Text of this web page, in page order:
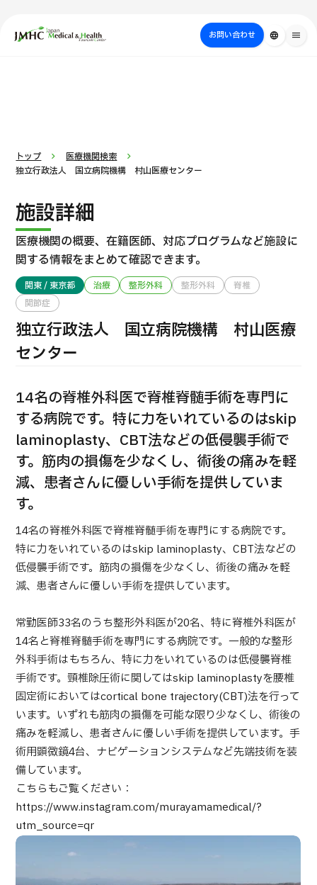
ジャパン・メディカル＆ヘルスツーリズムセンター（JMHC）
お問い合わせ language menu
TOP
外国人受療者様へ
日本の医療について
受診の流れ
医療プログラム検索
検査・術式・
治療方法で探す
美容医療を探す
コンテンツピックアップ
お知らせ
医療機関の方へ
運営会社
個人情報保護方針
国際セカンドオピニオンパッケージ （湘南鎌倉総合病院）
治療 治療
2026.01.12
トップ
医療機関検索
独立行政法人 国立病院機構 村山医療センター
施設詳細
医療機関の概要、在籍医師、対応プログラムなど施設に
関する情報をまとめて確認できます。
関東 / 東京都 治療 整形外科 整形外科
脊椎
関節症
独立行政法人 国立病院機構 村山医療
センター
14名の脊椎外科医で脊椎脊髄手術を専門に
する病院です。特に力をいれているのはskip
laminoplasty、CBT法などの低侵襲手術で
す。筋肉の損傷を少なくし、術後の痛みを軽
減、患者さんに優しい手術を提供していま
す。
14名の脊椎外科医で脊椎脊髄手術を専門にする病院です。
特に力をいれているのはskip laminoplasty、CBT法などの
低侵襲手術です。筋肉の損傷を少なくし、術後の痛みを軽
減、患者さんに優しい手術を提供しています。
常勤医師33名のうち整形外科医が20名、特に脊椎外科医が
14名と脊椎脊髄手術を専門にする病院です。一般的な整形
外科手術はもちろん、特に力をいれているのは低侵襲脊椎
手術です。頸椎除圧術に関してはskip laminoplastyを腰椎
固定術においてはcortical bone trajectory(CBT)法を行って
います。いずれも筋肉の損傷を可能な限り少なくし、術後の
痛みを軽減し、患者さんに優しい手術を提供しています。手
術用顕微鏡4台、ナビゲーションシステムなど先端技術を装
備しています。
こちらもご覧ください：
https://www.instagram.com/murayamamedical/?
utm_source=qr